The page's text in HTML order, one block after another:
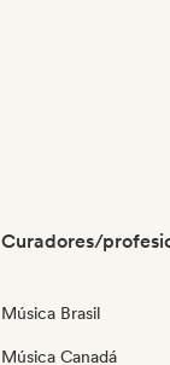
Curadores/
Música Brasil
Música Canadá